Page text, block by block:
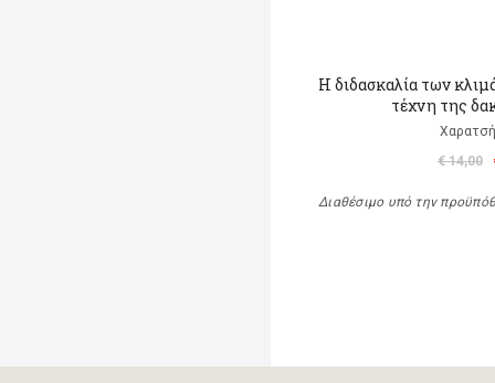
Η διδασκαλία των
τέχνη της
€ 14,00
Διαθέσιμο υπό την